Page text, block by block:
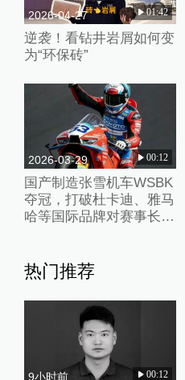
2026-04-27 01:42
逆袭！看钻井岩屑如何变
为“环保砖”
2026-03-29 00:12
国产制造张雪机车WSBK
夺冠，打破杜卡迪、雅马
哈等国际品牌对赛事长期
热门推荐
9小时前 00:12